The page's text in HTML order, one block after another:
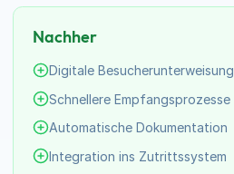
Nachher
Digitale Besucherunterweisung
Schnellere Empfangsprozesse
Automatische Dokumentation
Integration ins Zutrittssystem